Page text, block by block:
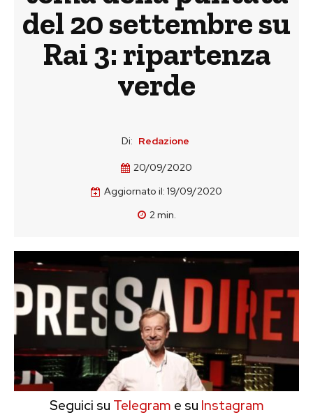
del 20 settembre su
Rai 3: ripartenza
verde
Di: Redazione
20/09/2020
Aggiornato il: 19/09/2020
2min.
Seguici su Telegram e su Instagram